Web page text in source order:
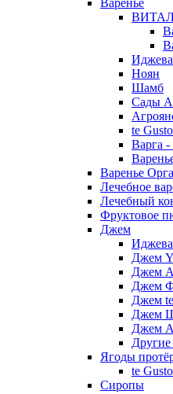
Варенье
Ноян
Шамб
Сады
te Gusto
Варга
Варенье
Лечебное
Лечебный
Фруктовое
Джем
Джем
Джем
Джем
Джем
Джем
Джем
Другие
Ягоды
te Gusto
Сиропы